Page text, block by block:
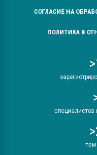
СОГЛАСИЕ НА
ПОЛИТИКА В
тем